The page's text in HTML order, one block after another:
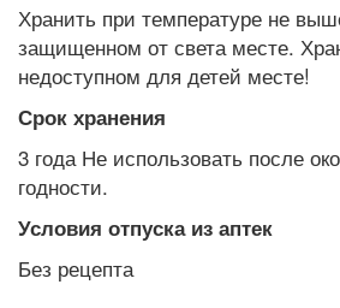
Хранить при температуре не
защищенном от света месте.
недоступном для детей месте!
Срок хранения
3 года Не использовать после
годности.
Условия отпуска из аптек
Без рецепта